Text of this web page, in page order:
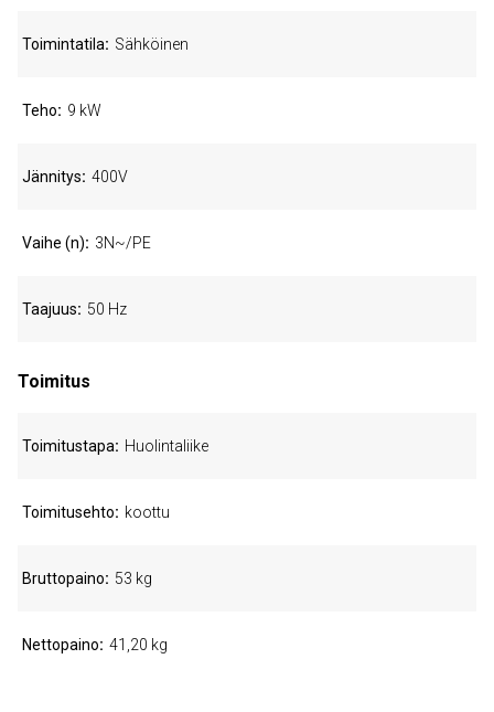
Toimintatila Sähköinen
Teho 9 kW
Jännitys 400V
Vaihe (n) 3N~/PE
Taajuus 50 Hz
Toimitus
Toimitustapa Huolintaliike
Toimitusehto koottu
Bruttopaino 53 kg
Nettopaino 41,20 kg